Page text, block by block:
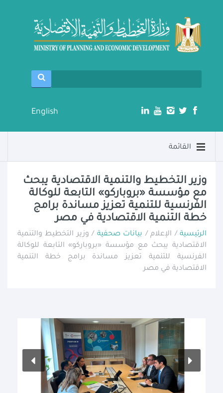
English
القائمة
وزير التخطيط والتنمية الاقتصادية يبحث
مع مؤسسة «بروباركو» التابعة للوكالة
الفرنسية للتنمية تعزيز مساندة برامج
خطة التنمية الاقتصادية في مصر
الرئيسية/ الإعلام / بيانات صحفية / وزير التخطيط والتنمية
الاقتصادية يبحث مع مؤسسة «بروباركو» التابعة للوكالة
الفرنسية للتنمية تعزيز مساندة برامج خطة التنمية
الاقتصادية في مصر